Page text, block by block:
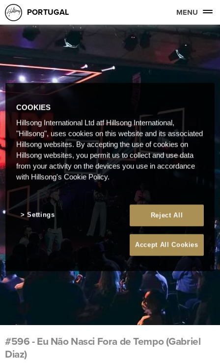
PORTUGAL MENU
#596 - Eu Não Nasci Fora de Tempo (Gabriel
Diaz)
COOKIES
Hillsong International Ltd atf Hillsong International,
"Hillsong", uses cookies on this website and its associated
Hillsong websites. By accepting the use of cookies on
Hillsong websites, you permit us to collect and use data
from your activity on the devices you use in accordance
with Hillsong's Cookie Policy.
Reject All
Accept All Cookies
Settings